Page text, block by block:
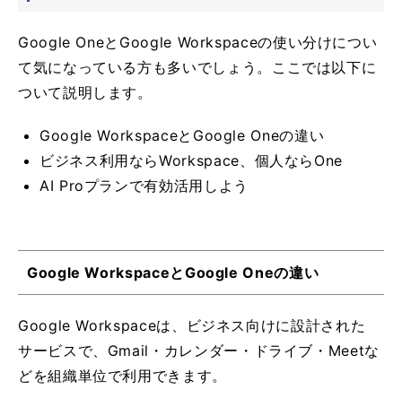
Google OneとGoogle Workspaceの使い分けについ
て気になっている方も多いでしょう。ここでは以下に
ついて説明します。
Google WorkspaceとGoogle Oneの違い
ビジネス利用ならWorkspace、個人ならOne
AI Proプランで有効活用しよう
Google WorkspaceとGoogle Oneの違い
Google Workspaceは、ビジネス向けに設計された
サービスで、Gmail・カレンダー・ドライブ・Meetな
どを組織単位で利用できます。